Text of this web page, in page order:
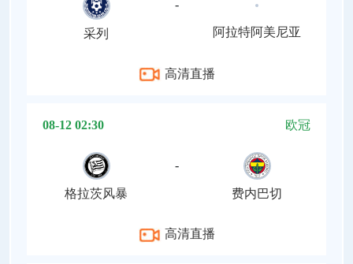
采列
-
阿拉特阿美尼亚
高清直播
08-12 02:30 欧冠
格拉茨风暴
-
费内巴切
高清直播